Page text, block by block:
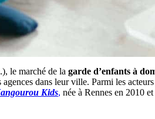
le marché de la garde d’enfants à
dans leur ville. Parmi les
Kids, née à Rennes en 2010